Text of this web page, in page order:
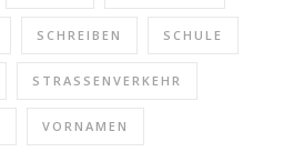
SCHREIBEN SCHULE
STRASSENVERKEHR
VORNAMEN